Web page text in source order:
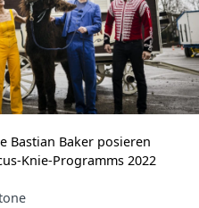
Bastian Baker posieren
Knie-Programms 2022